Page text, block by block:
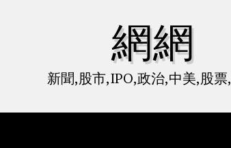
網網
新聞,股市,IPO,政治,中美,股